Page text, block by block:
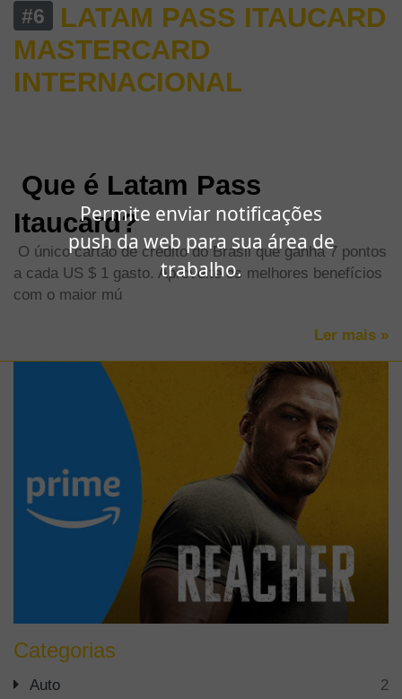
Permite enviar notificações
push da web para sua área de
trabalho.
Categorias
Auto 2
#6
LATAM PASS ITAUCARD
MASTERCARD
INTERNACIONAL
Que é Latam Pass
Itaucard?
O único cartão de crédito do Brasil que ganha 7 pontos
a cada US $ 1 gasto. Aproveite os melhores benefícios
com o maior mú
Ler mais »